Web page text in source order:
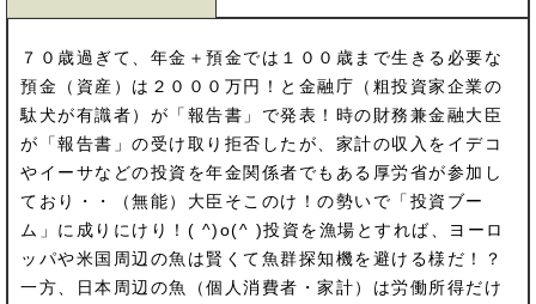
７０歳過ぎて、年金＋預金では１００歳まで生きる必要な
預金（資産）は２０００万円！と金融庁（粗投資家企業の
駄犬が有識者）が「報告書」で発表！時の財務兼金融大臣
が「報告書」の受け取り拒否したが、家計の収入をイデコ
やイーサなどの投資を年金関係者でもある厚労省が参加し
ており・・（無能）大臣そこのけ！の勢いで「投資ブー
ム」に成りにけり！( ^)o(^ )投資を漁場とすれば、ヨーロ
ッパや米国周辺の魚は賢くて魚群探知機を避ける様だ！？
一方、日本周辺の魚（個人消費者・家計）は労働所得だけ